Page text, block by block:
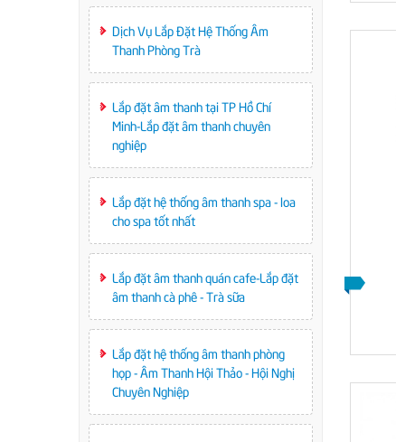
Dịch Vụ Lắp Đặt Hệ Thống Âm
Thanh Phòng Trà
Lắp đặt âm thanh tại TP Hồ Chí
Minh-Lắp đặt âm thanh chuyên
nghiệp
Lắp đặt hệ thống âm thanh spa - loa
cho spa tốt nhất
Lắp đặt âm thanh quán cafe-Lắp đặt
âm thanh cà phê - Trà sữa
Lắp đặt hệ thống âm thanh phòng
họp - Âm Thanh Hội Thảo - Hội Nghị
Chuyên Nghiệp